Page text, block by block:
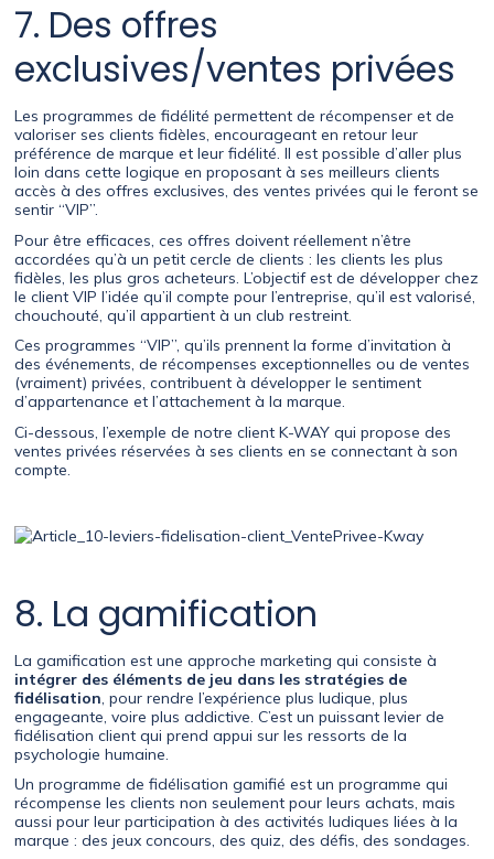
7. Des offres
exclusives/ventes privées
Les programmes de fidélité permettent de récompenser et de
valoriser ses clients fidèles, encourageant en retour leur
préférence de marque et leur fidélité. Il est possible d’aller plus
loin dans cette logique en proposant à ses meilleurs clients
accès à des offres exclusives, des ventes privées qui le feront se
sentir “VIP”.
Pour être efficaces, ces offres doivent réellement n’être
accordées qu’à un petit cercle de clients : les clients les plus
fidèles, les plus gros acheteurs. L’objectif est de développer chez
le client VIP l’idée qu’il compte pour l’entreprise, qu’il est valorisé,
chouchouté, qu’il appartient à un club restreint.
Ces programmes “VIP”, qu’ils prennent la forme d’invitation à
des événements, de récompenses exceptionnelles ou de ventes
(vraiment) privées, contribuent à développer le sentiment
d’appartenance et l’attachement à la marque.
Ci-dessous, l’exemple de notre client K-WAY qui propose des
ventes privées réservées à ses clients en se connectant à son
compte.
8. La gamification
La gamification est une approche marketing qui consiste à
intégrer des éléments de jeu dans les stratégies de
fidélisation, pour rendre l’expérience plus ludique, plus
engageante, voire plus addictive. C’est un puissant levier de
fidélisation client qui prend appui sur les ressorts de la
psychologie humaine.
Un programme de fidélisation gamifié est un programme qui
récompense les clients non seulement pour leurs achats, mais
aussi pour leur participation à des activités ludiques liées à la
marque : des jeux concours, des quiz, des défis, des sondages.